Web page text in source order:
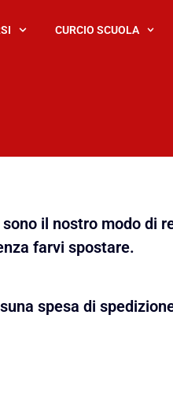
CURCIO SCUOLA
il nostro modo di
farvi spostare.
spesa di